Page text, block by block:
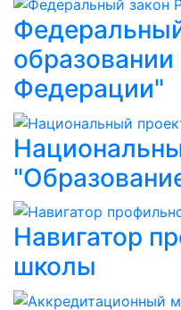
Федерации"
Навигатор
школы